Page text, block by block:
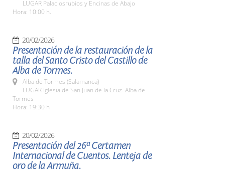
LUGAR Palaciosrubios y Encinas de Abajo
Hora: 10:00 h.
20/02/2026
Presentación de la restauración de la
talla del Santo Cristo del Castillo de
Alba de Tormes.
Alba de Tormes (Salamanca)
LUGAR Iglesia de San Juan de la Cruz. Alba de
Tormes
Hora: 19:30 h
20/02/2026
Presentación del 26ª Certamen
Internacional de Cuentos. Lenteja de
oro de la Armuña.